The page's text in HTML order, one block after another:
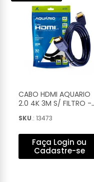
CABO HDMI AQUARIO
2.0 4K 3M S/ FILTRO -
SKU.: 13473
Faça Login ou
Cadastre-se